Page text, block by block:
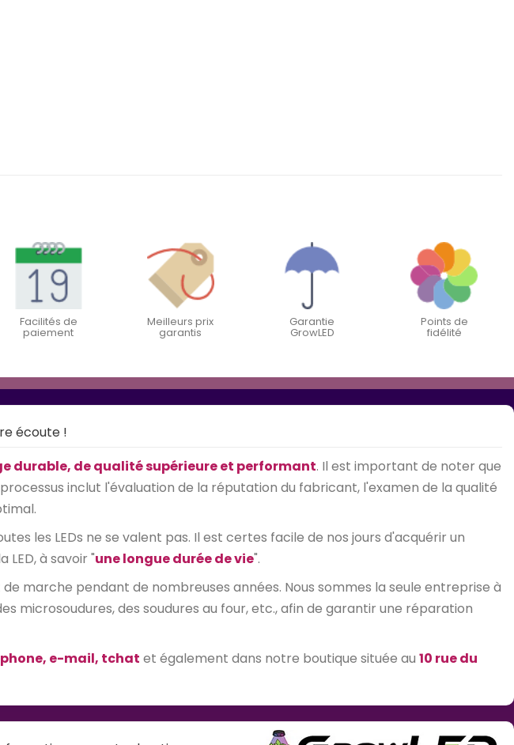
Facilités de
paiement
Meilleurs prix
garantis
Garantie
GrowLED
Points de
fidélité
écoute !
durable, de qualité supérieure et performant. Il est important de noter que
inclut l'évaluation de la réputation du fabricant, l'examen de la qualité
les LEDs ne se valent pas. Il est certes facile de nos jours d'acquérir un
à savoir "une longue durée de vie".
marche pendant de nombreuses années. Nous sommes la seule entreprise à
microsoudures, des soudures au four, etc., afin de garantir une réparation
e-mail, tchat et également dans notre boutique située au 10 rue du